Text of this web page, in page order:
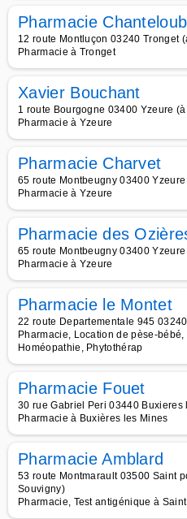
Pharmacie
12 route Montluçon 03240 Tronget
Pharmacie à Tronget
Xavier Bouchant
1 route Bourgogne 03400 Yzeure
Pharmacie à Yzeure
Pharmacie Charvet
65 route Montbeugny 03400
Pharmacie à Yzeure
Pharmacie des
65 route Montbeugny 03400
Pharmacie à Yzeure
Pharmacie le Montet
22 route Departementale 945
Pharmacie, Location de pèse-
Homéopathie, Phytothérap
Pharmacie Fouet
30 rue Gabriel Peri 03440
Pharmacie à Buxières les Mines
Pharmacie Amblard
53 route Montmarault 03500 Saint
Souvigny)
Pharmacie, Test antigénique à